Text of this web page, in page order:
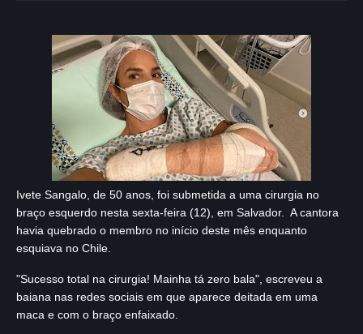
Ivete Sangalo, de 50 anos, foi submetida a uma cirurgia no
braço esquerdo nesta sexta-feira (12), em Salvador. A cantora
havia quebrado o membro no início deste mês enquanto
esquiava no Chile.
"Sucesso total na cirurgia! Mainha tá zero bala", escreveu a
baiana nas redes sociais em que aparece deitada em uma
maca e com o braço enfaixado.